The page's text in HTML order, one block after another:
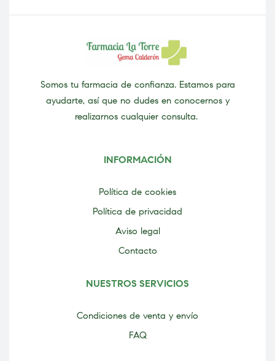
Somos tu farmacia de confianza. Estamos para
ayudarte, así que no dudes en conocernos y
realizarnos cualquier consulta.
INFORMACIÓN
Política de cookies
Política de privacidad
Aviso legal
Contacto
NUESTROS SERVICIOS
Condiciones de venta y envío
FAQ